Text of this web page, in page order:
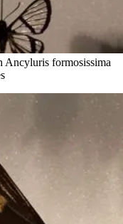
Ancyluris formosissima